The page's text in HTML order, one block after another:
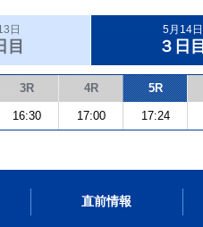
日
目
5月14日
３日目
3R 4R 5R
16:30 17:00 17:24
直前情報